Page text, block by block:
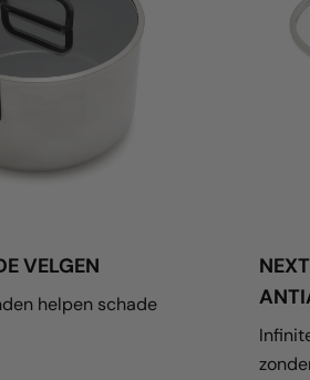
VELGEN
helpen schade